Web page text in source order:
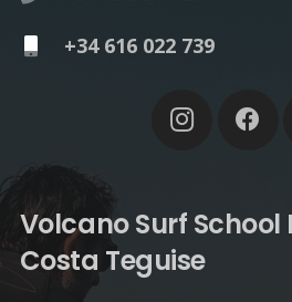
+34 616 022 739
Volcano Surf School
Costa Teguise